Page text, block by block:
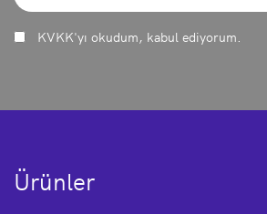
KVKK'yı okudum, kabul ediyorum.
Ürünler